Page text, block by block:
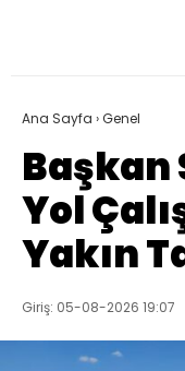
Ana Sayfa ›Genel
Başkan
Yol
Yakın
Giriş: 05-08-2026 19:07